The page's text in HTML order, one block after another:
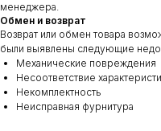
менеджера.
Обмен и возврат
Возврат или обмен товара
были выявлены следующие
Механические повреждения
Несоответствие
Некомплектность
Неисправная фурнитура